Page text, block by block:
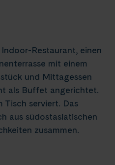
Restaurant, einen
mit einem
und Mittagessen
als Buffet angerichtet.
Tisch serviert. Das
aus südostasiatischen
zusammen.